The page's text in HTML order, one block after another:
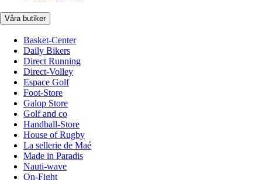
Våra butiker
Basket-Center
Daily Bikers
Direct Running
Direct-Volley
Espace Golf
Foot-Store
Galop Store
Golf and co
Handball-Store
House of Rugby
La sellerie de Maé
Made in Paradis
Nauti-wave
On-Fight